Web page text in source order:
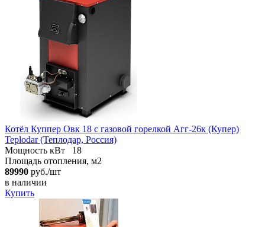
Котёл Куппер Овк 18 с газовой горелкой Агг-26к (Купер)
Teplodar (Теплодар, Россия)
Мощность кВт
18
Площадь отопления, м2
89990 руб./шт
в наличии
Купить